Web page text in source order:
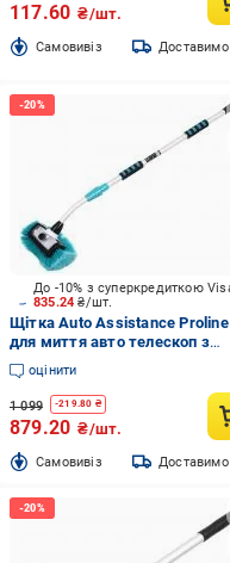
117.60 ₴/шт.
Cамовивіз Доставимо
835.24₴/шт.
Щітка Auto Assistance Proline
для миття авто телескоп з
ємністю AP1996
оцінити
1 099 -219.80 ₴
879.20 ₴/шт.
Cамовивіз Доставимо